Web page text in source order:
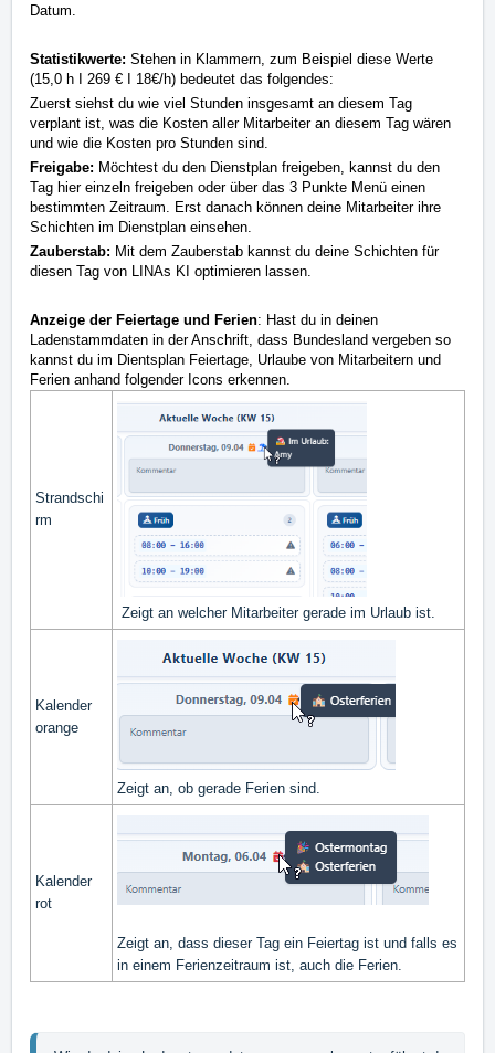
Datum.
Statistikwerte: Stehen in Klammern, zum Beispiel diese Werte
(15,0 h I 269 € I 18€/h) bedeutet das folgendes:
Zuerst siehst du wie viel Stunden insgesamt an diesem Tag
verplant ist, was die Kosten aller Mitarbeiter an diesem Tag wären
und wie die Kosten pro Stunden sind.
Freigabe: Möchtest du den Dienstplan freigeben, kannst du den
Tag hier einzeln freigeben oder über das 3 Punkte Menü einen
bestimmten Zeitraum. Erst danach können deine Mitarbeiter ihre
Schichten im Dienstplan einsehen.
Zauberstab: Mit dem Zauberstab kannst du deine Schichten für
diesen Tag von LINAs KI optimieren lassen.
Anzeige der Feiertage und Ferien: Hast du in deinen
Ladenstammdaten in der Anschrift, dass Bundesland vergeben so
kannst du im Dientsplan Feiertage, Urlaube von Mitarbeitern und
Ferien anhand folgender Icons erkennen.
Strandschi
rm
Zeigt an welcher Mitarbeiter gerade im Urlaub ist.
Kalender
orange
Zeigt an, ob gerade Ferien sind.
Kalender
rot
Zeigt an, dass dieser Tag ein Feiertag ist und falls es
in einem Ferienzeitraum ist, auch die Ferien.